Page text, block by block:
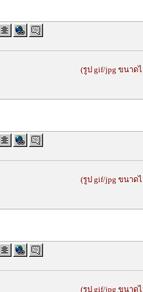
(รูป gif/jpg ขนาด
(รูป gif/jpg ขนาด
(รูป gif/jpg ขนาด